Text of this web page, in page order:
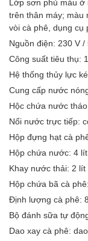
Lớp sơn phủ màu ở
trên thân máy; màu
vòi cà phê, dụng cụ
Nguồn điện: 230 V /
Công suất tiêu thụ:
Hệ thống thủy lực
Cung cấp nước
Hộc chứa nước
Nối nước trực tiếp:
Hộp đựng hạt cà
Hộp chứa nước: 4 lít
Khay nước thải: 2 lít
Hộp chứa bã cà
Định lượng cà phê:
Bộ đánh sữa tự
Dao xay cà phê: